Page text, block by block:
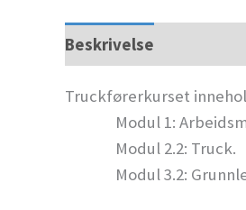
Beskrivelse
Truckførerkurset
Modul 1:
Modul 2.2: Truck.
Modul 3.2: